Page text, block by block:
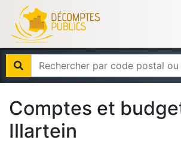
Comptes et
Illartein